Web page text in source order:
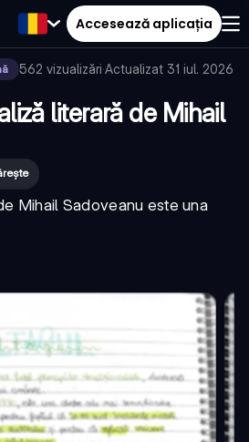
Accesează aplicația
562 vizualizări·Actualizat 31 iul. 2026
literară de Mihail
Mihail Sadoveanu este una